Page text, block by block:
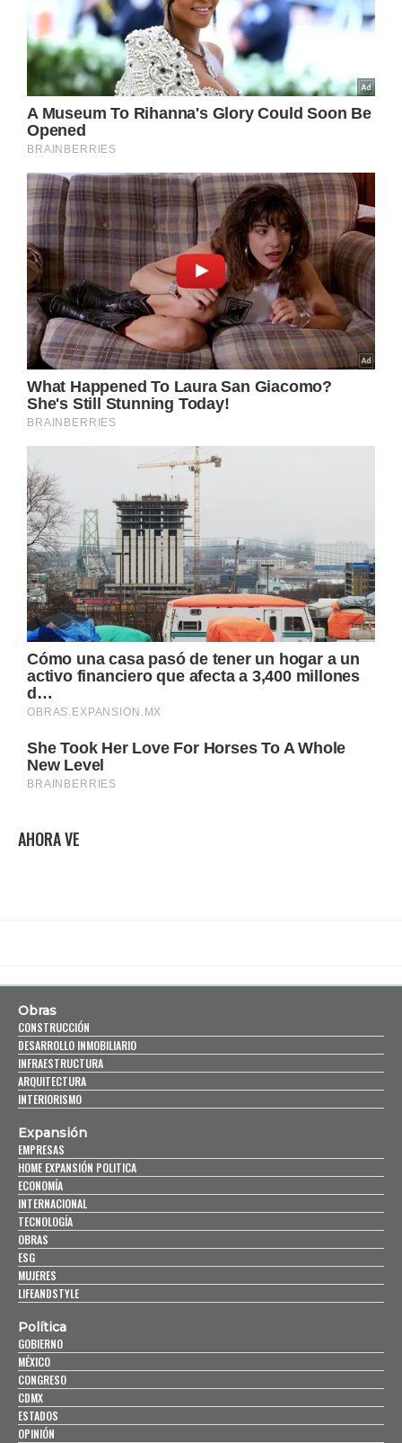
AHORA VE
Obras
CONSTRUCCIÓN
DESARROLLO INMOBILIARIO
INFRAESTRUCTURA
ARQUITECTURA
INTERIORISMO
Expansión
EMPRESAS
HOME EXPANSIÓN POLITICA
ECONOMÍA
INTERNACIONAL
TECNOLOGÍA
OBRAS
ESG
MUJERES
LIFEANDSTYLE
Política
GOBIERNO
MÉXICO
CONGRESO
CDMX
ESTADOS
OPINIÓN